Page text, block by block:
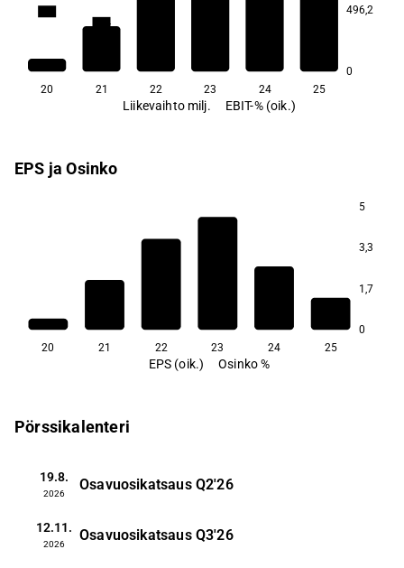
496,2
0
15,4
20 21 22 23 24 25
Liikevaihto milj. EBIT-% (oik.)
EPS ja Osinko
5
3,3
1,7
0
20
21 22 23 24 25
EPS (oik.) Osinko %
Pörssikalenteri
19.8.
2026
Osavuosikatsaus Q2'26
12.11.
2026
Osavuosikatsaus Q3'26